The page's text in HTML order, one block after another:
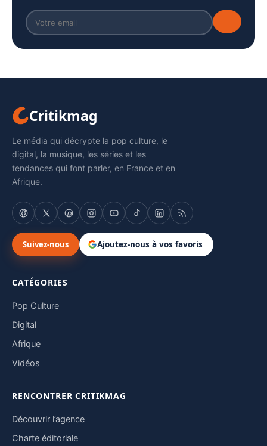
Critikmag
Le média qui décrypte la pop culture, le
digital, la musique, les séries et les
tendances qui font parler, en France et en
Afrique.
Suivez-nous Ajoutez-nous à vos favoris
CATÉGORIES
Pop Culture
Digital
Afrique
Vidéos
RENCONTRER CRITIKMAG
Découvrir l’agence
Charte éditoriale